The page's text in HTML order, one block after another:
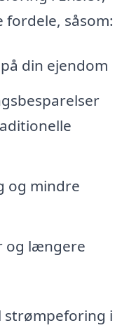
såsom:
din ejendom
og mindre
og længere
i